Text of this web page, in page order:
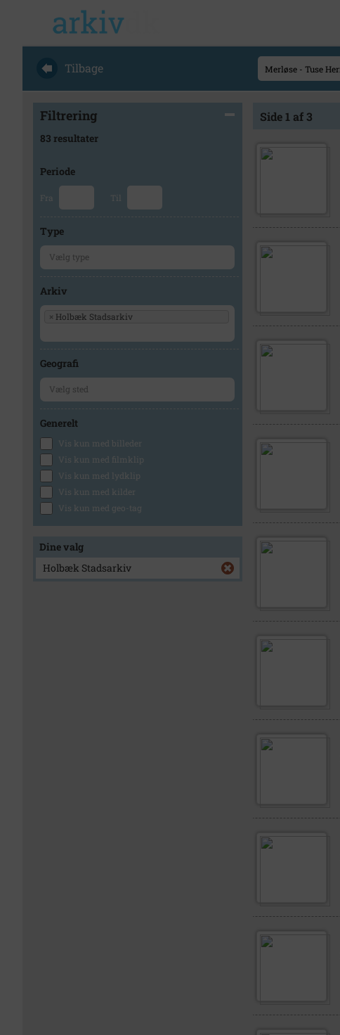
Tilbage
Filtrering
83 resultater
Periode
Fra Til
Type
Arkiv
× Holbæk Stadsarkiv
Geografi
Generelt
Vis kun med billeder
Vis kun med filmklip
Vis kun med lydklip
Vis kun med kilder
Vis kun med geo-tag
Dine valg
Holbæk Stadsarkiv
Side 1 af 3